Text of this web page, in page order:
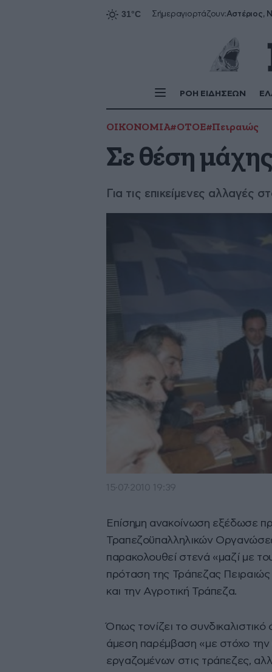
Σήμεραγιορτάζουν:Αστέριος,
ΡΟΗ ΕΙΔΗΣΕΩΝ
ΟΙΚΟΝΟΜΙΑ#ΟΤΟΕ#Πειραιώς
Σε θέση
Για τις επικείμενες αλλαγές
15·07·2010 19:39
Επίσημη ανακοίνωση εξέδωσε
Τραπεζοϋπαλληλικών
παρακολουθεί στενά «μαζί με
πρόταση της Τράπεζας Πειραιώς
και την Αγροτική Τράπεζα.
Όπως τονίζει το
άμεση παρέμβαση «με στόχο
εργαζομένων στις τράπεζες,